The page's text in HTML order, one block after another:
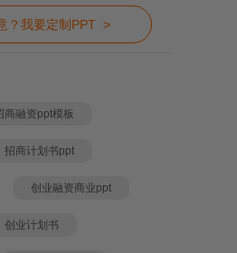
？我要定制PPT >
商融资ppt模板
招商计划书ppt
创业融资商业ppt
创业计划书